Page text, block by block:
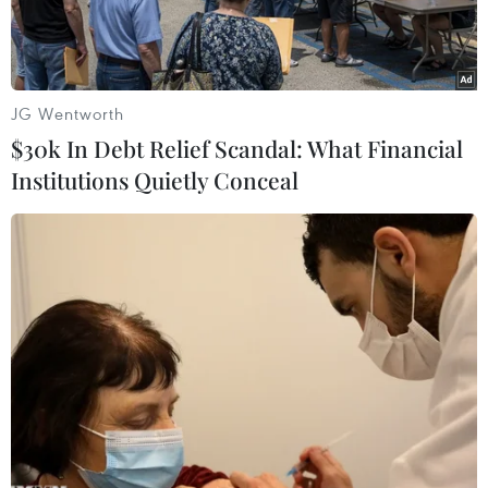
cho người di cư.
Bộ trưởng Ngoại giao Panama Janaina Isabel Tewaney và Bộ
trưởng An ninh Nội địa Hoa Kỳ Alejandro Mayorkas, ngày 11/4.
Trong một tuyên bố chung ngày 11/4, Chính phủ
JG Wentworth
$30k In Debt Relief Scandal: What Financial
Institutions Quietly Conceal